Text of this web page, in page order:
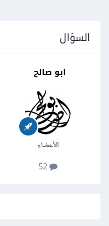
السؤال
ابو صالح
الأعضاء